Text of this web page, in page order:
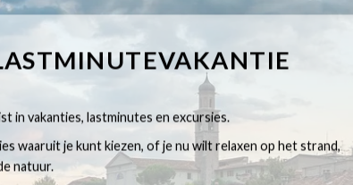
in vakanties, lastminutes en excursies.
waaruit je kunt kiezen, of je nu wilt relaxen op het strand,
natuur.